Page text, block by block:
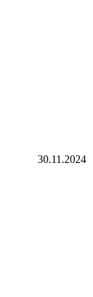
30.11.2024